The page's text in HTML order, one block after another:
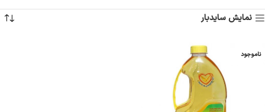
نمایش سایدبار
ناموجود